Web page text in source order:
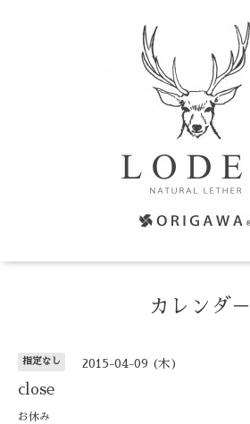
カレンダ－
指定なし 2015-04-09 (木)
close
お休み